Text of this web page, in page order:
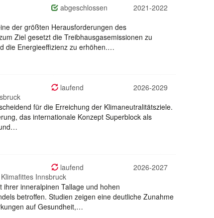
abgeschlossen
2021-2022
der größten Herausforderungen des
Ziel gesetzt die Treibhausgasemissionen zu
die Energieeffizienz zu erhöhen.…
laufend
2026-2029
für die Erreichung der Klimaneutralitätsziele.
das internationale Konzept Superblock als
laufend
2026-2027
Innsbruck
inneralpinen Tallage und hohen
betroffen. Studien zeigen eine deutliche Zunahme
auf Gesundheit,…